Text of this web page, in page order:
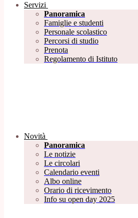
Servizi
Panoramica
Famiglie e studenti
Personale scolastico
Percorsi di studio
Prenota
Regolamento di Istituto
Novità
Panoramica
Le notizie
Le circolari
Calendario eventi
Albo online
Orario di ricevimento
Info su open day 2025